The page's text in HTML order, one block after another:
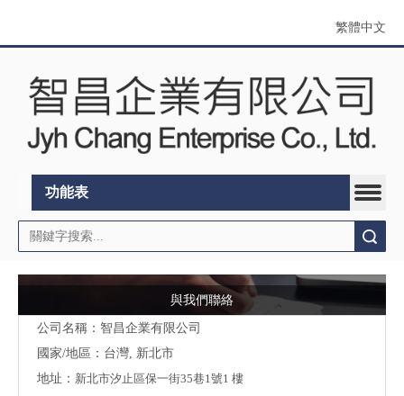
繁體中文
功能表
與我們聯絡
公司名稱：智昌企業有限公司
國家/地區：台灣, 新北市
地址： 新北市汐止區保一街35巷1號1 樓